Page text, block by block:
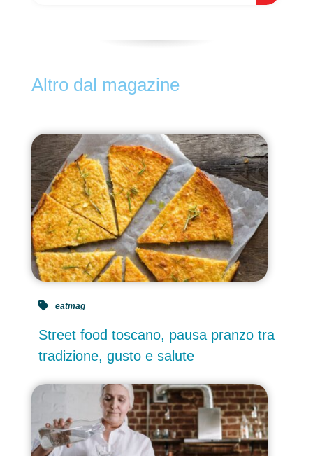
Altro dal magazine
Street food toscano, pausa pranzo tra
tradizione, gusto e salute
eatmag